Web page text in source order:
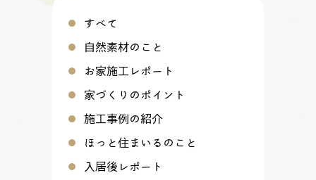
すべて
自然素材のこと
お家施工レポート
家づくりのポイント
施工事例の紹介
ほっと住まいるのこと
入居後レポート